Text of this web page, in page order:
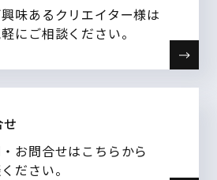
味あるクリエイター様は
にご相談ください。
お問合せはこちらから
ださい。